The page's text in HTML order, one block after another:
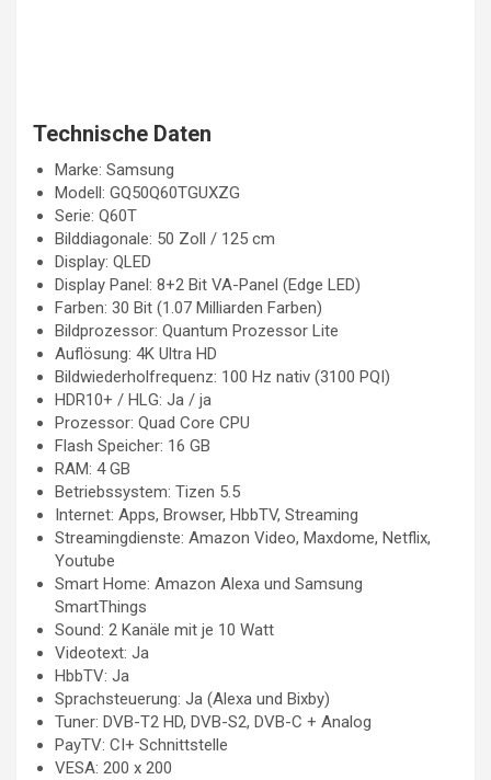
Technische Daten
Marke: Samsung
Modell: GQ50Q60TGUXZG
Serie: Q60T
Bilddiagonale: 50 Zoll / 125 cm
Display: QLED
Display Panel: 8+2 Bit VA-Panel (Edge LED)
Farben: 30 Bit (1.07 Milliarden Farben)
Bildprozessor: Quantum Prozessor Lite
Auflösung: 4K Ultra HD
Bildwiederholfrequenz: 100 Hz nativ (3100 PQI)
HDR10+ / HLG: Ja / ja
Prozessor: Quad Core CPU
Flash Speicher: 16 GB
RAM: 4 GB
Betriebssystem: Tizen 5.5
Internet: Apps, Browser, HbbTV, Streaming
Streamingdienste: Amazon Video, Maxdome, Netflix,
Youtube
Smart Home: Amazon Alexa und Samsung
SmartThings
Sound: 2 Kanäle mit je 10 Watt
Videotext: Ja
HbbTV: Ja
Sprachsteuerung: Ja (Alexa und Bixby)
Tuner: DVB-T2 HD, DVB-S2, DVB-C + Analog
PayTV: CI+ Schnittstelle
VESA: 200 x 200